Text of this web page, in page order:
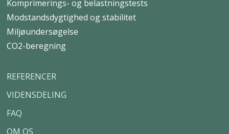
Komprimerings- og belastningstests
Modstandsdygtighed og stabilitet
Miljøundersøgelse
CO2-beregning
REFERENCER
VIDENSDELING
FAQ
OM OS